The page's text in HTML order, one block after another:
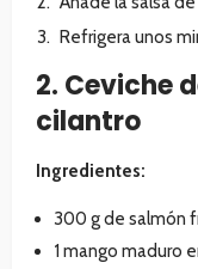
Refrigera unos
2. Ceviche
cilantro
Ingredientes:
300 g de salmón
1 mango maduro